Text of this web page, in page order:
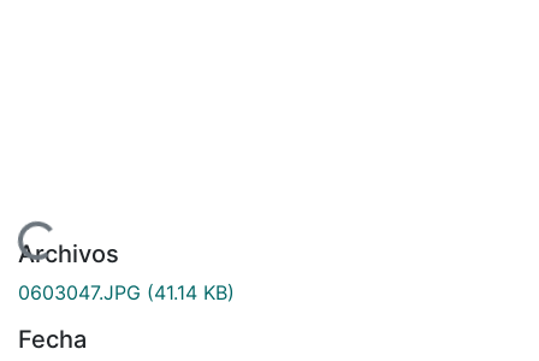
Archivos
0603047.JPG (41.14 KB)
Fecha